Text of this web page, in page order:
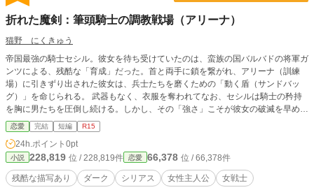
折れた魔剣：筆頭騎士の調教戦場（アリーナ）
猫野 にくきゅう
帝国最強の騎士セシル。彼女を待ち受けていたのは、蛮族の国バルバドの将軍ガ
ンツによる、残酷な「育成」だった。首と両手に鎖を繋がれ、アリーナ（訓練
場）に引きずり出された彼女は、兵士たちを磨くための「動く盾（サンドバッ
グ）」を命じられる。 武器もなく、衣服を奪われてなお、セシルは騎士の矜持
を胸に男たちを圧倒し続ける。しかし、その「強さ」こそが彼女の破滅を早める
こととなった。ガンツは、アリーナでセシルに叩き伏せられた敗者たちを、夜の
独房へ「復讐者」として送り込んだのだ。 昼は最強の騎士として君臨し、夜は
己より弱い男たちに蹂躙される。勝てば勝つほど夜の辱めが激しさを増すという
逆説的な地獄。絶望的な日々の中で、セシルの肉体はいつしか屈辱の中に甘美な
悦びを見出し始めてしまう。 やがて彼女の前に、バルバドの覇王ヴォルグが君
臨する。圧倒的な力による「真の敗北」を喫した時、折れた魔剣は自ら望んで王
恋愛 完結 短編 R15
24h.ポイント 0pt
小説 228,819 位 / 228,819件 恋愛 66,378 位 / 66,378件
残酷な描写あり ダーク シリアス 女性主人公 女戦士